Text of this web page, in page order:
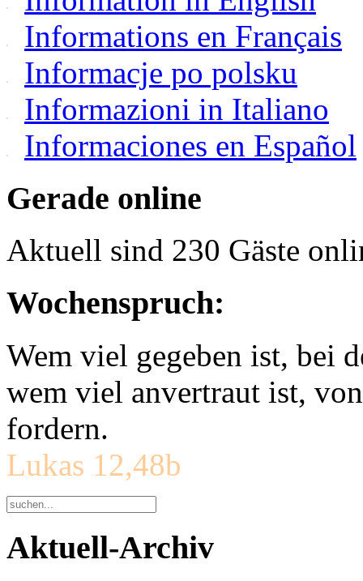
Informations en Français
Informacje po polsku
Informazioni in Italiano
Informaciones en Español
Gerade online
Aktuell sind 230 Gäste
Wochenspruch:
Wem viel gegeben ist, bei
wem viel anvertraut ist,
fordern.
Lukas 12,48b
Aktuell-Archiv